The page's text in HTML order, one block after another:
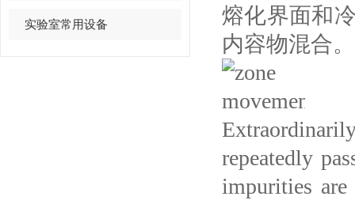
实验室常用设备
熔化界面和
内容物混合
repeatedly
impurities are